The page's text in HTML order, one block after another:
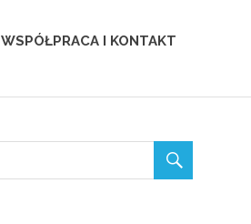
WSPÓŁPRACA I KONTAKT